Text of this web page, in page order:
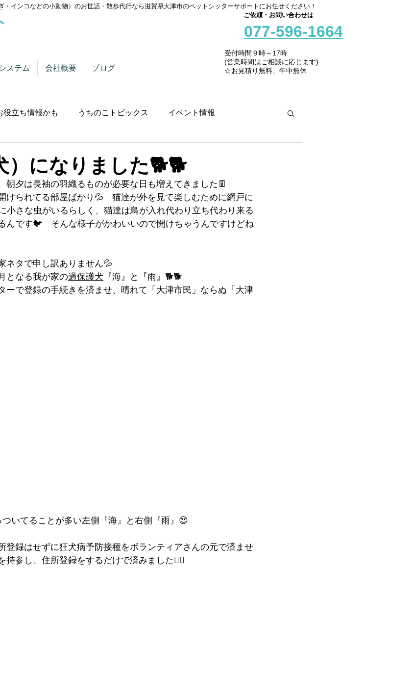
インコなどの小動物）のお世話・散歩代行なら滋賀県大津市のペットシッターサポートにお任せください！
ステム 会社概要 ブログ
ご依頼・お問い合わせは
077-596-1664
受付時間９時～17時
(営業時間はご相談に応じます)
☆お見積り無料、年中無休
役立ち情報かも うちのこトピックス イベント情報
）になりました🐕🐕
朝夕は長袖の羽織るものが必要な日も増えてきました👖
けられてる部屋ばかり💦　猫達が外を見て楽しむために網戸に
小さな虫がいるらしく、猫達は鳥が入れ代わり立ち代わり来る
んです🐦　そんな様子がかわいいので開けちゃうんですけどね
ネタで申し訳ありません💦
となる我が家の過保護犬 『海』と『雨』🐕🐕
ーで登録の手続きを済ませ、晴れて「大津市民」ならぬ「大津
いてることが多い左側『海』と右側『雨』😍
登録はせずに狂犬病予防接種をボランティアさんの元で済ませ
持参し、住所登録をするだけで済みました🙆‍♂️